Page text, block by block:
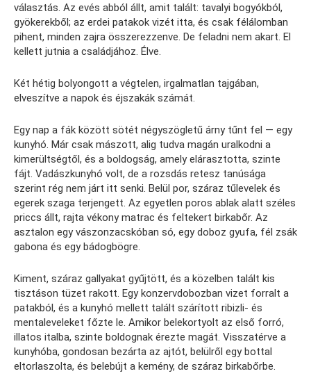
választás. Az evés abból állt, amit talált: tavalyi bogyókból,
gyökerekből; az erdei patakok vizét itta, és csak félálomban
pihent, minden zajra összerezzenve. De feladni nem akart. El
kellett jutnia a családjához. Élve.
Két hétig bolyongott a végtelen, irgalmatlan tajgában,
elveszítve a napok és éjszakák számát.
Egy nap a fák között sötét négyszögletű árny tűnt fel — egy
kunyhó. Már csak mászott, alig tudva magán uralkodni a
kimerültségtől, és a boldogság, amely elárasztotta, szinte
fájt. Vadászkunyhó volt, de a rozsdás retesz tanúsága
szerint rég nem járt itt senki. Belül por, száraz tűlevelek és
egerek szaga terjengett. Az egyetlen poros ablak alatt széles
priccs állt, rajta vékony matrac és feltekert birkabőr. Az
asztalon egy vászonzacskóban só, egy doboz gyufa, fél zsák
gabona és egy bádogbögre.
Kiment, száraz gallyakat gyűjtött, és a közelben talált kis
tisztáson tüzet rakott. Egy konzervdobozban vizet forralt a
patakból, és a kunyhó mellett talált szárított ribizli- és
mentaleveleket főzte le. Amikor belekortyolt az első forró,
illatos italba, szinte boldognak érezte magát. Visszatérve a
kunyhóba, gondosan bezárta az ajtót, belülről egy bottal
eltorlaszolta, és belebújt a kemény, de száraz birkabőrbe.